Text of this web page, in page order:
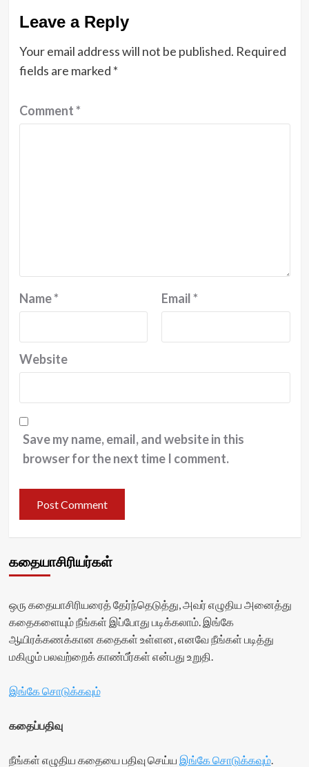
Leave a Reply
Your email address will not be published. Required
fields are marked *
Comment*
Name* Email*
Website
Save my name, email, and website in this
browser for the next time I comment.
கதையாசிரியர்கள்
ஒரு கதையாசிரியரைத் தேர்ந்தெடுத்து, அவர் எழுதிய அனைத்து
கதைகளையும் நீங்கள் இப்போது படிக்கலாம். இங்கே
ஆயிரக்கணக்கான கதைகள் உள்ளன, எனவே நீங்கள் படித்து
மகிழும் பலவற்றைக் காண்பீர்கள் என்பது உறுதி.
இங்கே சொடுக்கவும்
கதைப்பதிவு
நீங்கள் எழுதிய கதையை பதிவு செய்ய இங்கே சொடுக்கவும்.